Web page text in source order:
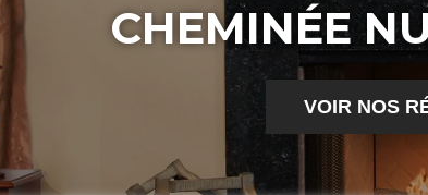
CHEMINÉE
VOIR NOS